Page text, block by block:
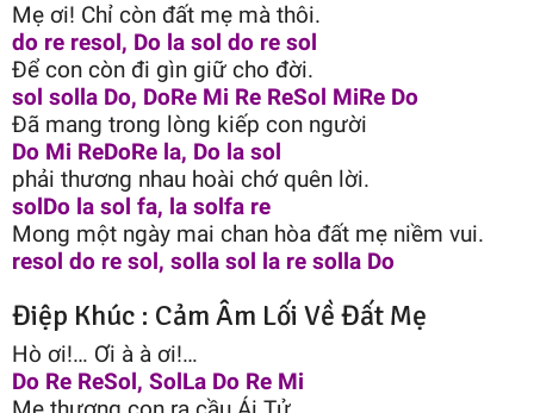
Mẹ ơi! Chỉ còn đất mẹ mà thôi.
do re resol, Do la sol do re sol
Để con còn đi gìn giữ cho đời.
sol solla Do, DoRe Mi Re ReSol MiRe Do
Đã mang trong lòng kiếp con người
Do Mi ReDoRe la, Do la sol
phải thương nhau hoài chớ quên lời.
solDo la sol fa, la solfa re
Mong một ngày mai chan hòa đất mẹ niềm vui.
resol do re sol, solla sol la re solla Do
Điệp Khúc : Cảm Âm Lối Về Đất Mẹ
Hò ơi!… Ơi à à ơi!…
Do Re ReSol, SolLa Do Re Mi